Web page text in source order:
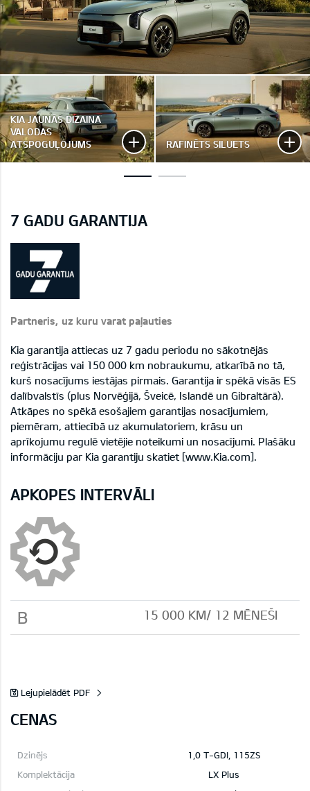
KIA JAUNĀS DIZAINA
VALODAS
ATSPOGUĻOJUMS
RAFINĒTS SILUETS
7 GADU GARANTIJA
Partneris, uz kuru varat paļauties
Kia garantija attiecas uz 7 gadu periodu no sākotnējās
reģistrācijas vai 150 000 km nobraukumu, atkarībā no tā,
kurš nosacījums iestājas pirmais. Garantija ir spēkā visās ES
dalībvalstīs (plus Norvēģijā, Šveicē, Islandē un Gibraltārā).
Atkāpes no spēkā esošajiem garantijas nosacījumiem,
piemēram, attiecībā uz akumulatoriem, krāsu un
aprīkojumu regulē vietējie noteikumi un nosacījumi. Plašāku
informāciju par Kia garantiju skatiet [www.Kia.com].
APKOPES INTERVĀLI
B 15 000 KМ/ 12 MĒNEŠI
Lejupielādēt PDF
CENAS
1,0 T-GDI, 115ZS
LX Plus